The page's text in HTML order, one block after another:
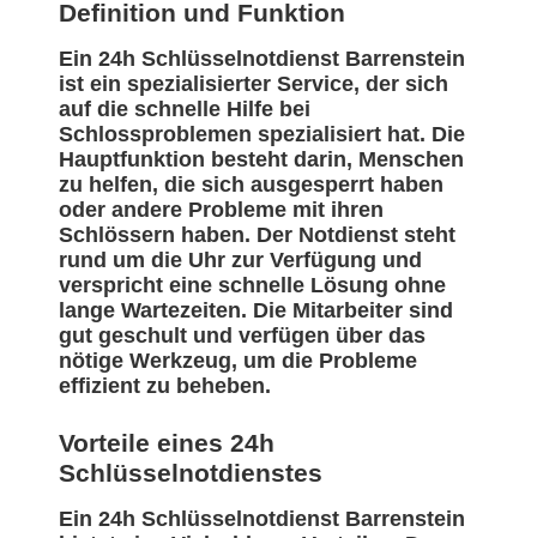
Definition und Funktion
Ein 24h Schlüsselnotdienst Barrenstein
ist ein spezialisierter Service, der sich
auf die schnelle Hilfe bei
Schlossproblemen spezialisiert hat. Die
Hauptfunktion besteht darin, Menschen
zu helfen, die sich ausgesperrt haben
oder andere Probleme mit ihren
Schlössern haben. Der Notdienst steht
rund um die Uhr zur Verfügung und
verspricht eine schnelle Lösung ohne
lange Wartezeiten. Die Mitarbeiter sind
gut geschult und verfügen über das
nötige Werkzeug, um die Probleme
effizient zu beheben.
Vorteile eines 24h
Schlüsselnotdienstes
Ein 24h Schlüsselnotdienst Barrenstein